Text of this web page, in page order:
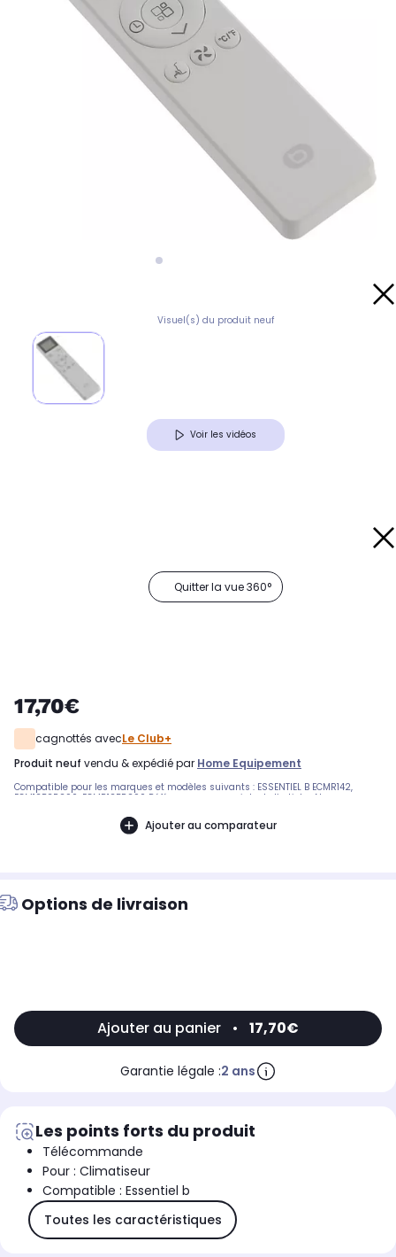
Visuel(s) du produit neuf
Voir les vidéos
Quitter la vue 360°
17,70€
cagnottés avecLe Club+
produit neuf vendu & expédié par Home Equipement
Compatible pour les marques et modèles suivants : ESSENTIEL B ECMR142,
ECM12B2R290, ECMR12BR290 Référence commerciale de l’article : Non
ESSENTIELB ECM12B2 R290, CLIMATISEUR REVERSIBLE ESSENTIELB ECMR12B R290,
CLIMATISEUR REVERSIBLE ESSENTIELB ECMR1429016440
Ajouter au comparateur
Options de livraison
Ajouter au panier • 17,70€
Garantie légale :2 ans
Les points forts du produit
Télécommande
Pour : Climatiseur
Compatible : Essentiel b
Toutes les caractéristiques